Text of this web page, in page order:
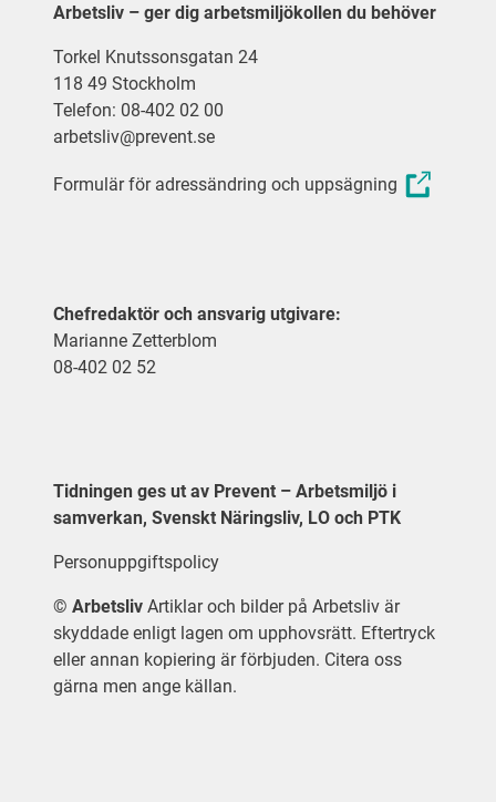
Arbetsliv – ger dig arbetsmiljökollen du behöver
Torkel Knutssonsgatan 24
118 49 Stockholm
Telefon: 08-402 02 00
arbetsliv@prevent.se
Formulär för adressändring och uppsägning
Chefredaktör och ansvarig utgivare:
Marianne Zetterblom
08-402 02 52
Tidningen ges ut av Prevent – Arbetsmiljö i
samverkan, Svenskt Näringsliv, LO och PTK
Personuppgiftspolicy
© Arbetsliv Artiklar och bilder på Arbetsliv är
skyddade enligt lagen om upphovsrätt. Eftertryck
eller annan kopiering är förbjuden. Citera oss
gärna men ange källan.